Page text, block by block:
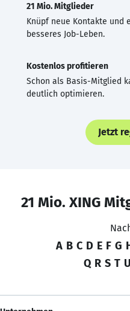
21 Mio. Mitglieder
Knüpf neue Kontakte und
besseres Job-Leben.
Kostenlos profitieren
Schon als Basis-Mitglied
deutlich optimieren.
Jetzt
21 Mio. XING
A B C D E F G
Q R S T U